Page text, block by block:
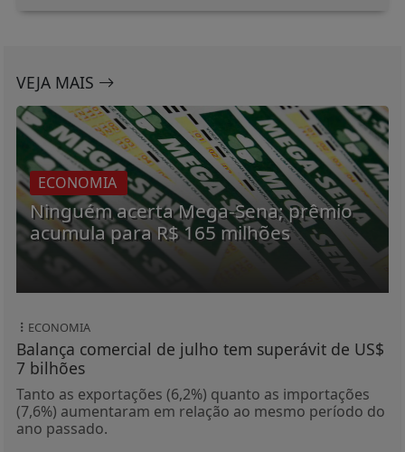
VEJA MAIS
ECONOMIA
Ninguém acerta Mega-Sena; prêmio
acumula para R$ 165 milhões
ECONOMIA
Balança comercial de julho tem superávit de US$
7 bilhões
Tanto as exportações (6,2%) quanto as importações
(7,6%) aumentaram em relação ao mesmo período do
ano passado.